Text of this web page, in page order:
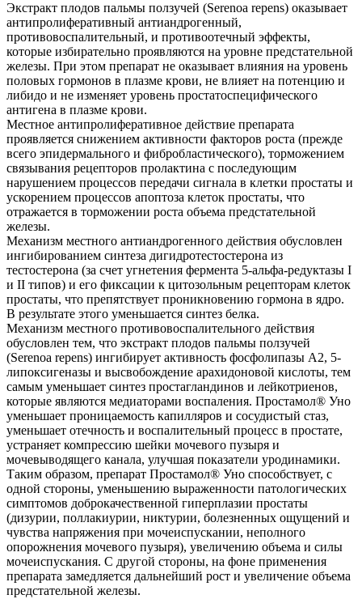
Экстракт плодов пальмы ползучей (Serenoa repens) оказывает
антипролиферативный антиандрогенный,
противовоспалительный, и противоотечный эффекты,
которые избирательно проявляются на уровне предстательной
железы. При этом препарат не оказывает влияния на уровень
половых гормонов в плазме крови, не влияет на потенцию и
либидо и не изменяет уровень простатоспецифического
антигена в плазме крови.
Местное антипролиферативное действие препарата
проявляется снижением активности факторов роста (прежде
всего эпидермального и фибробластического), торможением
связывания рецепторов пролактина с последующим
нарушением процессов передачи сигнала в клетки простаты и
ускорением процессов апоптоза клеток простаты, что
отражается в торможении роста объема предстательной
железы.
Механизм местного антиандрогенного действия обусловлен
ингибированием синтеза дигидротестостерона из
тестостерона (за счет угнетения фермента 5-альфа-редуктазы I
и II типов) и его фиксации к цитозольным рецепторам клеток
простаты, что препятствует проникновению гормона в ядро.
В результате этого уменьшается синтез белка.
Механизм местного противовоспалительного действия
обусловлен тем, что экстракт плодов пальмы ползучей
(Serenoa repens) ингибирует активность фосфолипазы А2, 5-
липоксигеназы и высвобождение арахидоновой кислоты, тем
самым уменьшает синтез простагландинов и лейкотриенов,
которые являются медиаторами воспаления. Простамол® Уно
уменьшает проницаемость капилляров и сосудистый стаз,
уменьшает отечность и воспалительный процесс в простате,
устраняет компрессию шейки мочевого пузыря и
мочевыводящего канала, улучшая показатели уродинамики.
Таким образом, препарат Простамол® Уно способствует, с
одной стороны, уменьшению выраженности патологических
симптомов доброкачественной гиперплазии простаты
(дизурии, поллакиурии, никтурии, болезненных ощущений и
чувства напряжения при мочеиспускании, неполного
опорожнения мочевого пузыря), увеличению объема и силы
мочеиспускания. С другой стороны, на фоне применения
препарата замедляется дальнейший рост и увеличение объема
предстательной железы.